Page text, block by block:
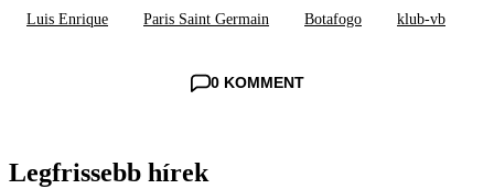
Luis Enrique Paris Saint Germain Botafogo klub-vb
0 KOMMENT
Legfrissebb hírek